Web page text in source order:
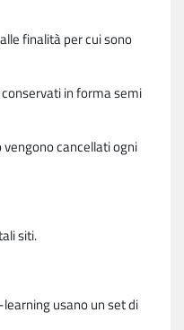
finalità per cui sono
in forma semi
cancellati ogni
siti.
usano un set di